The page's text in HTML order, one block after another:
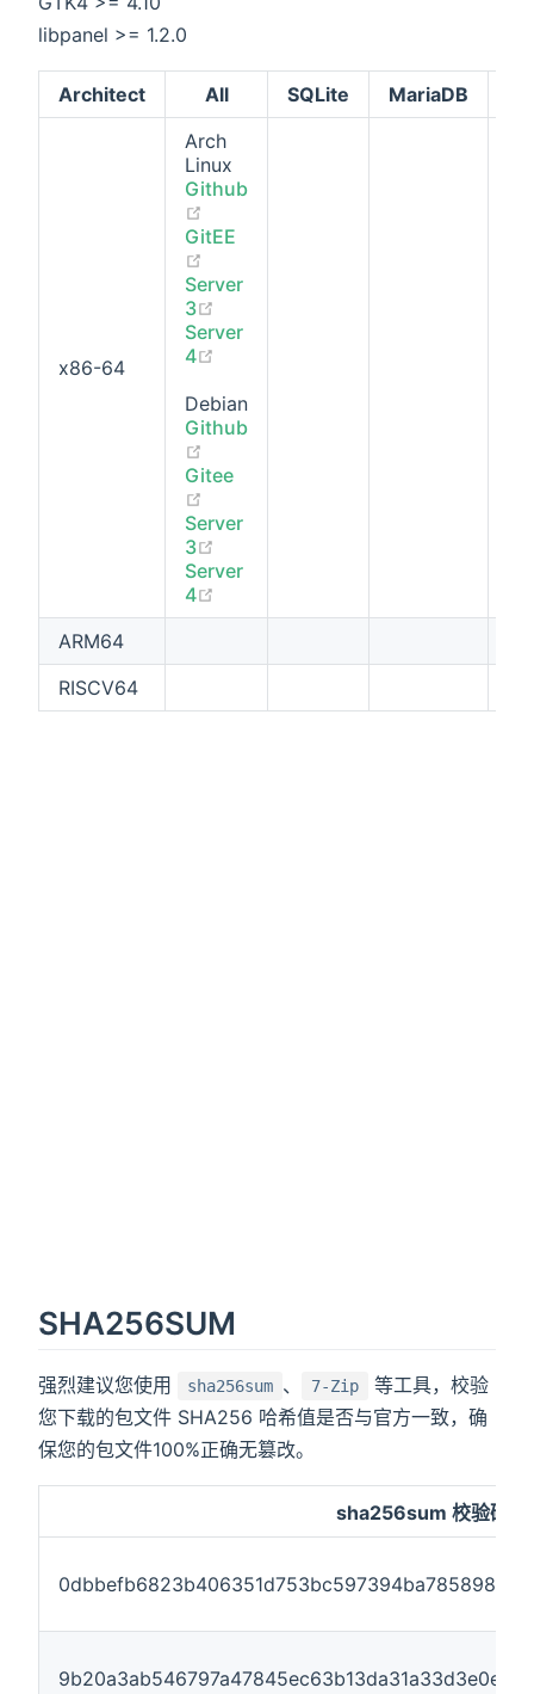
libpanel >= 1.2.0
Architect All SQLite MariaDB
x86-64
Arch
Linux
Github
GitEE
Server
3
Server
4
Debian
Github
Gitee
Server
3
Server
4
ARM64
RISCV64
SHA256SUM
强烈建议您使用 sha256sum 、 7-Zip
等工具，校验
您下载的包文件 SHA256 哈希值是否与官方一致，确
保您的包文件100%正确无篡改。
sha256sum 校验码